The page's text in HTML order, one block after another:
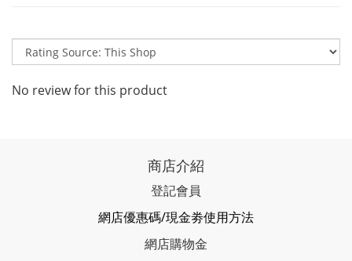
No review for this product
商店介紹
登記會員
網店優惠碼/現金劵使用方法
網店購物金